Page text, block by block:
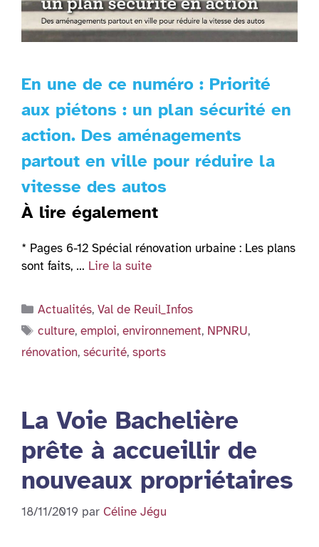
En une de ce numéro : Priorité
aux piétons : un plan sécurité en
action. Des aménagements
partout en ville pour réduire la
vitesse des autos
À lire également
* Pages 6-12 Spécial rénovation urbaine : Les plans
sont faits, … Lire la suite
Catégories
Actualités,Val de Reuil_Infos
Étiquettes
culture,emploi,environnement, NPNRU,
rénovation, sécurité, sports
La Voie Bachelière
prête à accueillir de
nouveaux propriétaires
18/11/2019 par Céline Jégu